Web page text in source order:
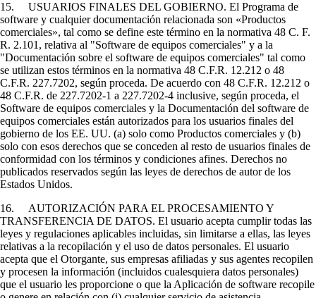
15. USUARIOS FINALES DEL GOBIERNO. El Programa de
software y cualquier documentación relacionada son «Productos
comerciales», tal como se define este término en la normativa 48 C. F.
R. 2.101, relativa al "Software de equipos comerciales" y a la
"Documentación sobre el software de equipos comerciales" tal como
se utilizan estos términos en la normativa 48 C.F.R. 12.212 o 48
C.F.R. 227.7202, según proceda. De acuerdo con 48 C.F.R. 12.212 o
48 C.F.R. de 227.7202-1 a 227.7202-4 inclusive, según proceda, el
Software de equipos comerciales y la Documentación del software de
equipos comerciales están autorizados para los usuarios finales del
gobierno de los EE. UU. (a) solo como Productos comerciales y (b)
solo con esos derechos que se conceden al resto de usuarios finales de
conformidad con los términos y condiciones afines. Derechos no
publicados reservados según las leyes de derechos de autor de los
Estados Unidos.
16. AUTORIZACIÓN PARA EL PROCESAMIENTO Y
TRANSFERENCIA DE DATOS. El usuario acepta cumplir todas las
leyes y regulaciones aplicables incluidas, sin limitarse a ellas, las leyes
relativas a la recopilación y el uso de datos personales. El usuario
acepta que el Otorgante, sus empresas afiliadas y sus agentes recopilen
y procesen la información (incluidos cualesquiera datos personales)
que el usuario les proporcione o que la Aplicación de software recopile